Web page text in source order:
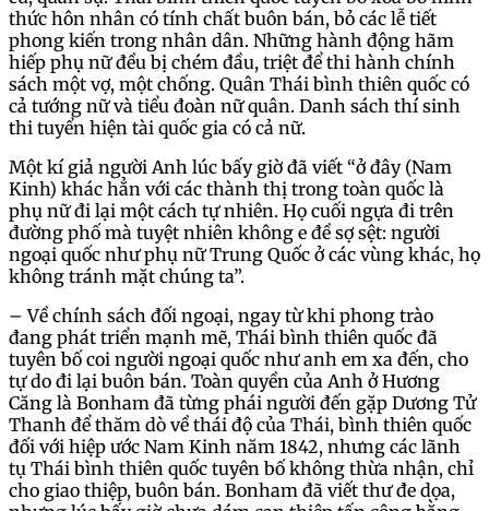
thức hôn nhân có tính chất buôn bán, bỏ các lễ tiết
phong kiến trong nhân dân. Những hành động hãm
hiếp phụ nữ đều bị chém đầu, triệt để thi hành chính
sách một vợ, một chống. Quân Thái bình thiên quốc có
cả tướng nữ và tiểu đoàn nữ quân. Danh sách thí sinh
thi tuyển hiện tài quốc gia có cả nữ.
Một kí giả người Anh lúc bấy giờ đã viết “ở đây (Nam
Kinh) khác hẳn với các thành thị trong toàn quốc là
phụ nữ đi lại một cách tự nhiên. Họ cuối ngựa đi trên
đường phố mà tuyệt nhiên không e đề sợ sệt: người
ngoại quốc như phụ nữ Trung Quốc ở các vùng khác, họ
không tránh mặt chúng ta”.
– Về chính sách đối ngoại, ngay từ khi phong trào
đang phát triển mạnh mẽ, Thái bình thiên quốc đã
tuyên bố coi người ngoại quốc như anh em xa đến, cho
tự do đi lại buôn bán. Toàn quyền của Anh ở Hương
Căng là Bonham đã từng phái người đến gặp Dương Tử
Thanh để thăm dò về thái độ của Thái, bình thiên quốc
đối với hiệp ước Nam Kinh năm 1842, nhưng các lãnh
tụ Thái bình thiên quốc tuyên bố không thừa nhận, chỉ
cho giao thiệp, buôn bán. Bonham đã viết thư đe dọa,